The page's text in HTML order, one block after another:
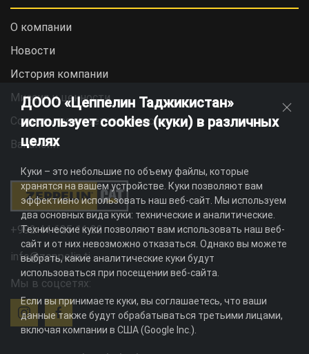
О компании
Новости
История компании
Миссия и ценности
Социальная ответственность
Вакансии
+992 44 625 11 22
info@zeppelin.tj
Мы в соцсетях:
ДООО «Цеппелин Таджикистан»
использует cookies (куки) в различных
целях
Куки – это небольшие по объему файлы, которые
хранятся на вашем устройстве. Куки позволяют вам
эффективно использовать наш веб-сайт. Мы используем
два основных вида куки: технические и аналитические.
Технические куки позволяют вам использовать наш веб-
сайт и от них невозможно отказаться. Однако вы можете
выбрать, какие аналитические куки будут
использоваться при посещении веб-сайта.
Если вы принимаете куки, вы соглашаетесь, что ваши
данные также будут обрабатываться третьими лицами,
включая компании в США (Google Inc.).